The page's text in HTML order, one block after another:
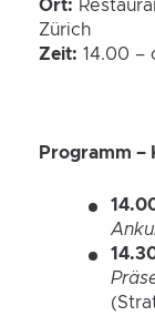
Ort:
Zürich
Zeit: 14.00 –
Programm –